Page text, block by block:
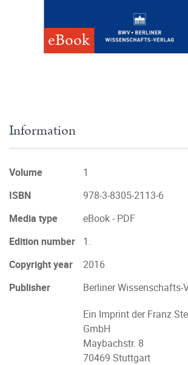
eBook
Information
Volume
1
ISBN
978-3-8305-2113-6
Media type
eBook - PDF
Edition number
1.
Copyright year
2016
Publisher
Berliner Wissenschafts-
Ein Imprint der Franz
GmbH
Maybachstr. 8
70469 Stuttgart